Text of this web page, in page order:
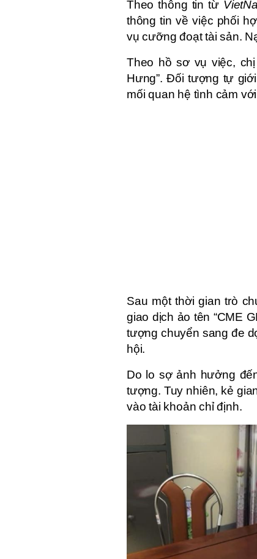
Theo thông tin từ
thông tin về việc phối
vụ cưỡng đoạt tài sản.
Theo hồ sơ vụ việc,
Hưng”. Đối tượng tự
mối quan hệ tình cảm
Sau một thời gian trò
giao dịch ảo tên “CME
tượng chuyển sang đe
hội.
Do lo sợ ảnh hưởng
tượng. Tuy nhiên, kẻ
vào tài khoản chỉ định.